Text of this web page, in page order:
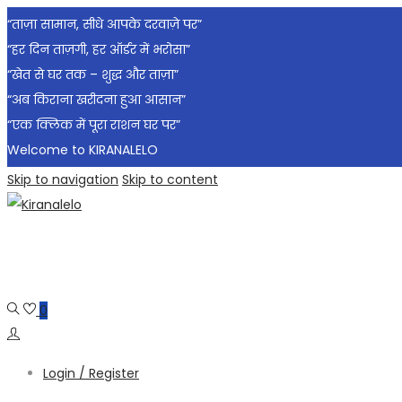
“ताज़ा सामान, सीधे आपके दरवाज़े पर”
“हर दिन ताज़गी, हर ऑर्डर में भरोसा”
“खेत से घर तक – शुद्ध और ताज़ा”
“अब किराना खरीदना हुआ आसान”
“एक क्लिक में पूरा राशन घर पर”
Welcome to KIRANALELO
Skip to navigation Skip to content
0
Login / Register